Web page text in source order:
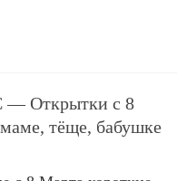
— Открытки с 8
тёще, бабушке